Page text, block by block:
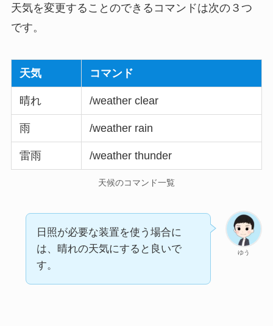
天気を変更することのできるコマンドは次の３つ
です。
天気 コマンド
晴れ /weather clear
雨 /weather rain
雷雨 /weather thunder
天候のコマンド一覧
ゆう
日照が必要な装置を使う場合に
は、晴れの天気にすると良いで
す。